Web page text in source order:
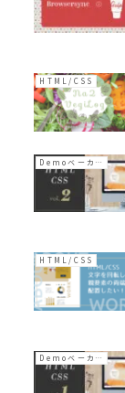
HTML/CSS
Demoベーカリーコルネ
HTML/CSS
Demoベーカリーコルネ